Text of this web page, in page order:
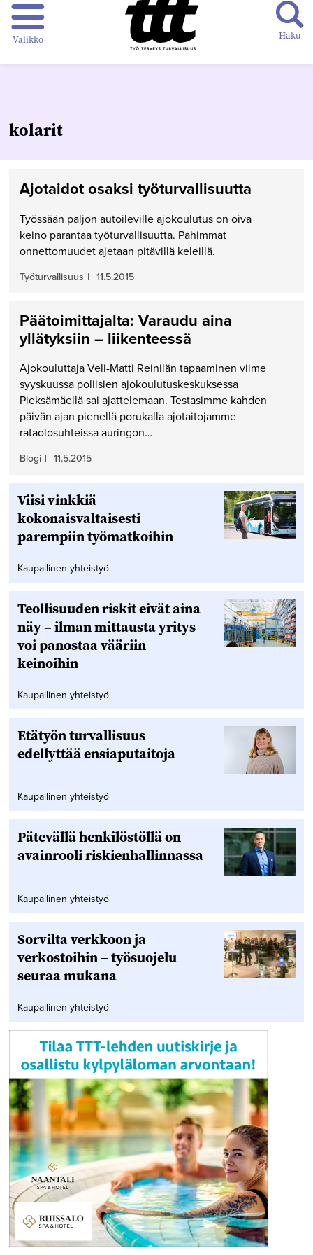
Valikko Haku
kolarit
Ajotaidot osaksi työturvallisuutta
Työssään paljon autoileville ajokoulutus on oiva
keino parantaa työturvallisuutta. Pahimmat
onnettomuudet ajetaan pitävillä keleillä.
Työturvallisuus | 11.5.2015
Päätoimittajalta: Varaudu aina
yllätyksiin – liikenteessä
Ajokouluttaja Veli-Matti Reinilän tapaaminen viime
syyskuussa poliisien ajokoulutuskeskuksessa
Pieksämäellä sai ajattelemaan. Testasimme kahden
päivän ajan pienellä porukalla ajotaitojamme
rataolosuhteissa auringon…
Blogi | 11.5.2015
Viisi vinkkiä
kokonaisvaltaisesti
parempiin työmatkoihin
Kaupallinen yhteistyö
Teollisuuden riskit eivät aina
näy – ilman mittausta yritys
voi panostaa vääriin
keinoihin
Kaupallinen yhteistyö
Etätyön turvallisuus
edellyttää ensiaputaitoja
Kaupallinen yhteistyö
Pätevällä henkilöstöllä on
avainrooli riskienhallinnassa
Kaupallinen yhteistyö
Sorvilta verkkoon ja
verkostoihin – työsuojelu
seuraa mukana
Kaupallinen yhteistyö